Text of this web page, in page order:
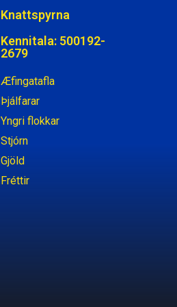
Knattspyrna
Kennitala: 500192-
2679
Æfingatafla
Þjálfarar
Yngri flokkar
Stjórn
Gjöld
Fréttir